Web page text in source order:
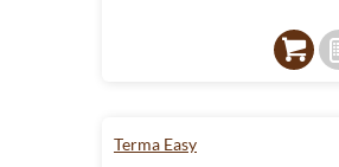
Terma Easy